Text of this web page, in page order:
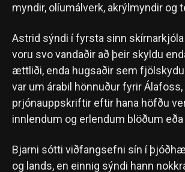
myndir, olíumálverk, akrýlmyndir og
Astrid sýndi í fyrsta sinn
voru svo vandaðir að þeir skyldu
ættliði, enda hugsaðir sem
var um árabil hönnuður fyrir
prjónauppskriftir eftir hana höfðu
innlendum og erlendum blöðum
Bjarni sótti viðfangsefni sín í
og lands, en einnig sýndi hann